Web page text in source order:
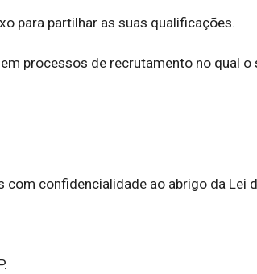
para partilhar as suas qualificações.
processos de recrutamento no qual o
confidencialidade ao abrigo da Lei